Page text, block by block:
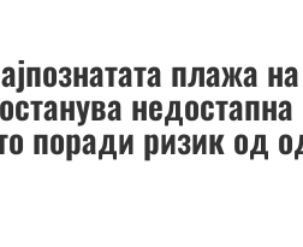
плажа на
недостапна
поради ризик од